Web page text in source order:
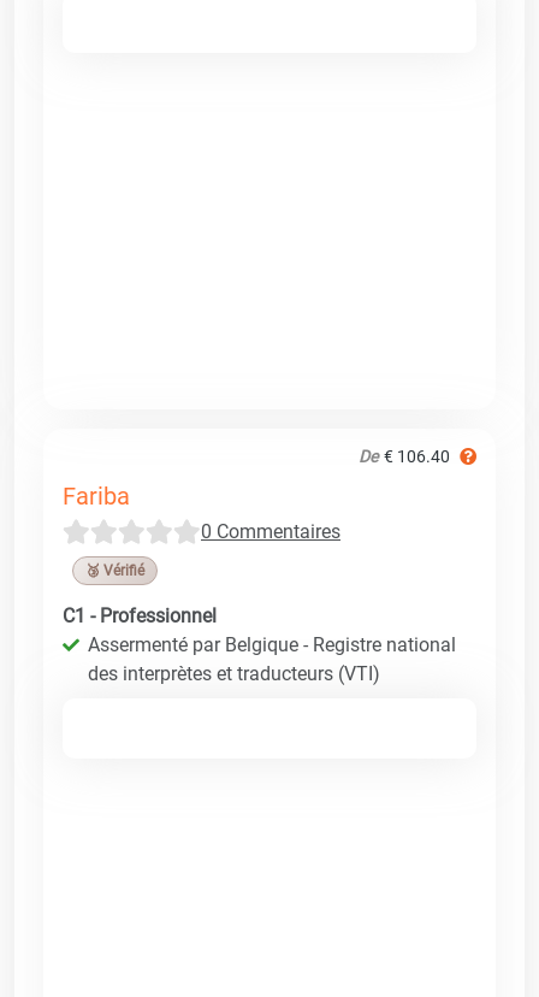
De € 106.40
Fariba
0 Commentaires
🥉 Vérifié
C1 - Professionnel
Assermenté par Belgique - Registre national
des interprètes et traducteurs (VTI)